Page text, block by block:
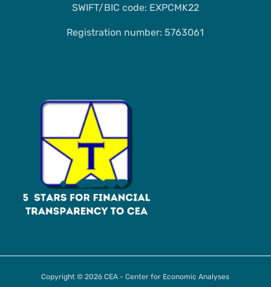
SWIFT/BIC code: EXPCMK22
Registration number: 5763061
Copyright © 2026 CEA - Center for Economic Analyses